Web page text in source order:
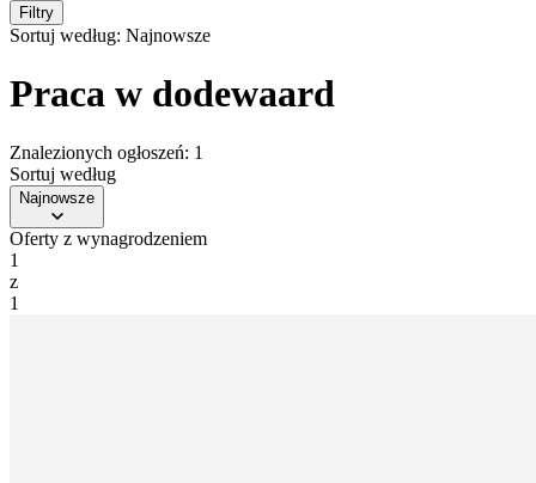
Filtry
Sortuj według: Najnowsze
Praca w dodewaard
Znalezionych ogłoszeń: 1
Sortuj według
Najnowsze
Oferty z wynagrodzeniem
1
z
1